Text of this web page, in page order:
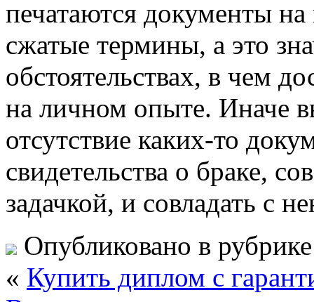
печатаются документы
сжатые термины, а это
обстоятельствах, в чем
на личном опыте. Иначе
отсутствие каких-то
свидетельства о браке,
задачкой, и совладать с
Опубликовано в
« Купить диплом с